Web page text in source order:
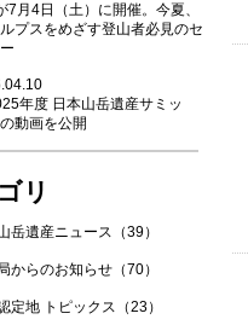
7月4日（土）に開催。今夏、
プスをめざす登山者必見のセ
年度 日本山岳遺産サミッ
の動画を公開
リ
岳遺産ニュース（39）
からのお知らせ（70）
定地 トピックス（23）